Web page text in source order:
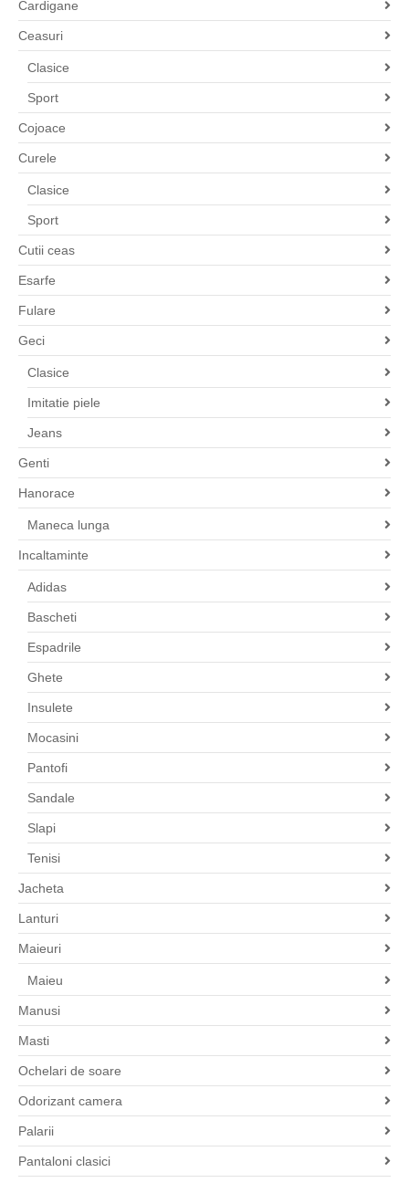
Cardigane
Ceasuri
Clasice
Sport
Cojoace
Curele
Clasice
Sport
Cutii ceas
Esarfe
Fulare
Geci
Clasice
Imitatie piele
Jeans
Genti
Hanorace
Maneca lunga
Incaltaminte
Adidas
Bascheti
Espadrile
Ghete
Insulete
Mocasini
Pantofi
Sandale
Slapi
Tenisi
Jacheta
Lanturi
Maieuri
Maieu
Manusi
Masti
Ochelari de soare
Odorizant camera
Palarii
Pantaloni clasici